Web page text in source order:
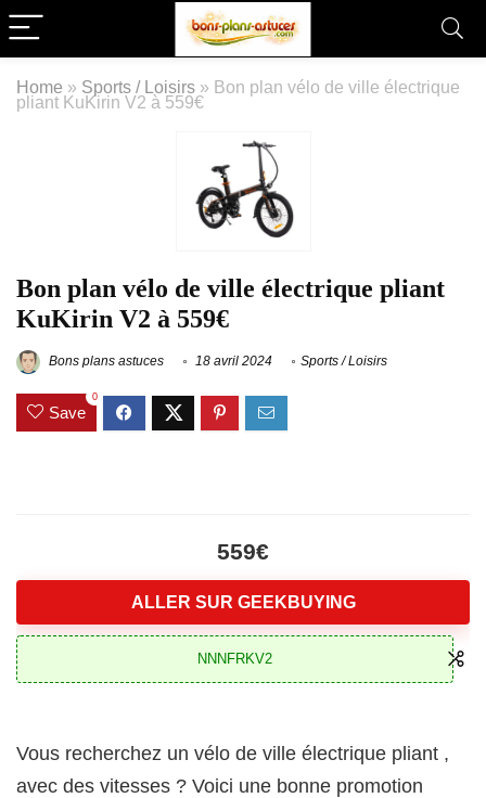
Home » Sports / Loisirs » Bon plan vélo de ville électrique
pliant KuKirin V2 à 559€
Bon plan vélo de ville électrique pliant
KuKirin V2 à 559€
Bons plans astuces 18 avril 2024 Sports / Loisirs
Save
0
559€
ALLER SUR GEEKBUYING
NNNFRKV2
Vous recherchez un vélo de ville électrique pliant ,
avec des vitesses ? Voici une bonne promotion